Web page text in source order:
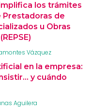
los trámites
Prestadoras de
u Obras
Vázquez
en la empresa:
y cuándo
Aguilera